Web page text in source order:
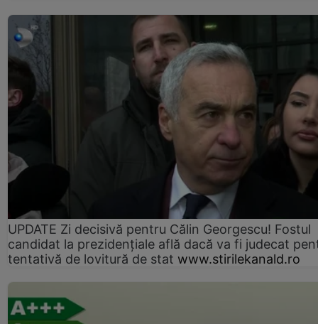
UPDATE Zi decisivă pentru Călin Georgescu! Fostul
candidat la prezidențiale află dacă va fi judecat
tentativă de lovitură de stat www.stirilekanald.ro